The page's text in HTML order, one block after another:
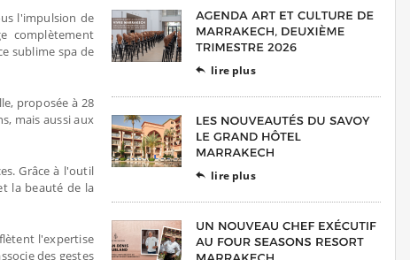
l'impulsion de
complètement
sublime spa de
proposée à 28
mais aussi aux
Grâce à l'outil
la beauté de la
l'expertise
des gestes
 lire plus
 lire plus